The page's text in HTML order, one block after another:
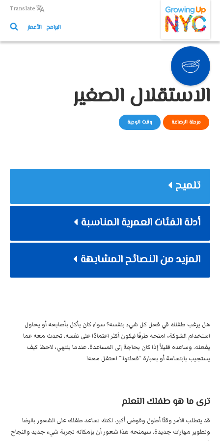
content
Translate
البرامج الأعمار
الاستقلال الصغير
مرحلة الرضاعة وقت الوجبة
تلميح
أدلة الفئات العمرية المناسبة
المزيد من النصائح المشابهة
هل يرغب طفلك في فعل كل شيء بنفسه؟ سواء كان يأكل بأصابعه أو يحاول
استخدام الشوكة، امنحه طرقًا ليكون أكثر اعتمادًا على نفسه. تحدث معه عما
يفعله. وساعده قليلاً إذا كان بحاجة إلى المساعدة. عندما ينتهي، لاحظ كيف
يستجيب بابتسامة أو بعبارة “فعلتها!” احتفل معه!
ترى ما هو طفلك التعلم
قد يتطلب الأمر وقتًا أطول وفوضى أكبر، لكنك تساعد طفلك على الشعور بالرضا
وتطوير مهارات جديدة. سيمنحه هذا شعور أن بإمكانه تجربة شيء جديد والنجاح